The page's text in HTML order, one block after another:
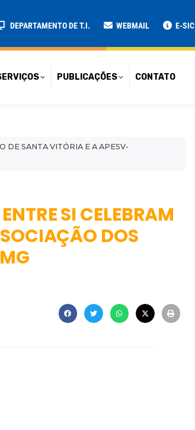
DEPARTAMENTO DE T.I. WEBMAIL E-SIC
PUBLICAÇÕES CONTATO
DE SANTA VITÓRIA E A APESV-
SI CELEBRAM
DOS